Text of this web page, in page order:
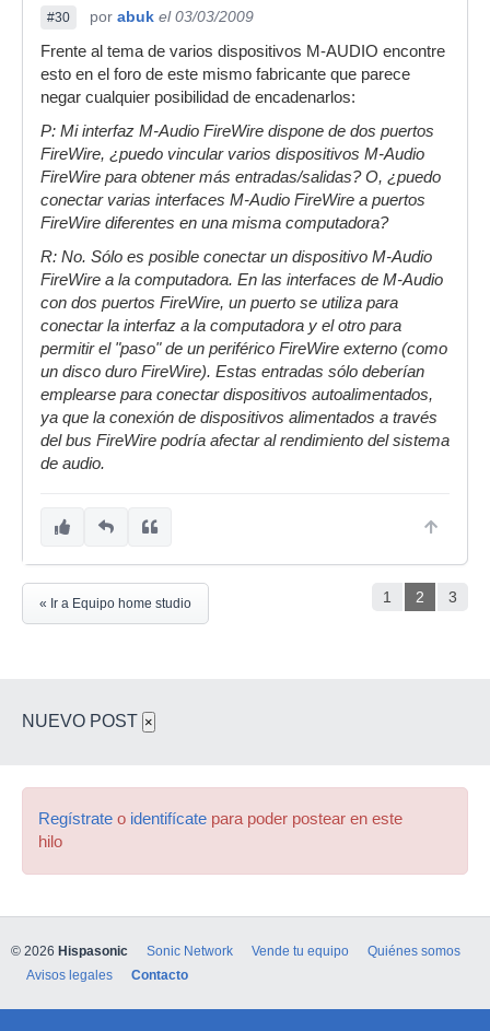
#30 por abuk el 03/03/2009
Frente al tema de varios dispositivos M-AUDIO encontre
esto en el foro de este mismo fabricante que parece
negar cualquier posibilidad de encadenarlos:
P: Mi interfaz M-Audio FireWire dispone de dos puertos
FireWire, ¿puedo vincular varios dispositivos M-Audio
FireWire para obtener más entradas/salidas? O, ¿puedo
conectar varias interfaces M-Audio FireWire a puertos
FireWire diferentes en una misma computadora?
R: No. Sólo es posible conectar un dispositivo M-Audio
FireWire a la computadora. En las interfaces de M-Audio
con dos puertos FireWire, un puerto se utiliza para
conectar la interfaz a la computadora y el otro para
permitir el "paso" de un periférico FireWire externo (como
un disco duro FireWire). Estas entradas sólo deberían
emplearse para conectar dispositivos autoalimentados,
ya que la conexión de dispositivos alimentados a través
del bus FireWire podría afectar al rendimiento del sistema
de audio.
1 2 3
« Ir a Equipo home studio
NUEVO POST ×
Regístrate o identifícate para poder postear en este
hilo
© 2026 Hispasonic Sonic Network Vende tu equipo
Quiénes somos
Avisos legales
Contacto